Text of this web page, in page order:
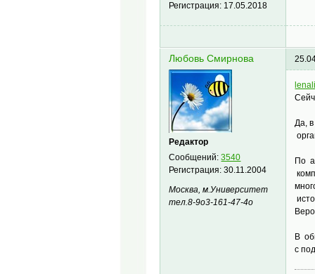
Регистрация: 17.05.2018
Любовь Смирнова
Редактор
Сообщений:3540
Регистрация:30.11.2004
Москва, м.Университет
тел.8-9о3-161-47-4о
Да,
По
В
с